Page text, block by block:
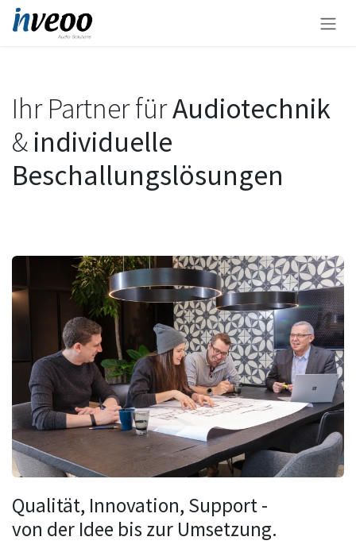
Zum Inhalt springen
Ihr Partner fürAudiotechnik
& individuelle
Beschallungslösungen
Qualität, Innovation, Support -
von der Idee bis zur Umsetzung.